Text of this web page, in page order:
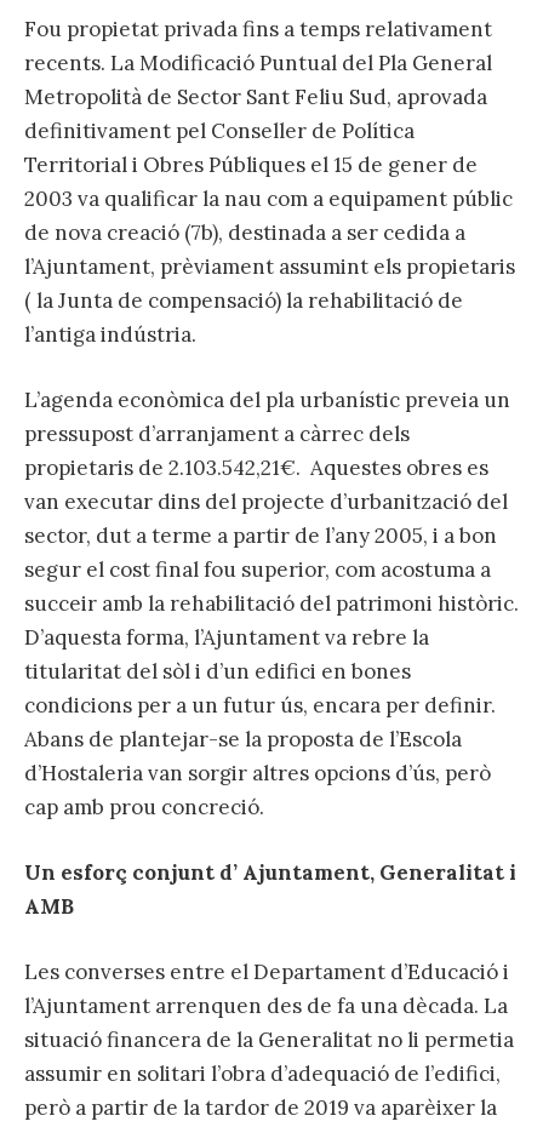
Fou propietat privada fins a temps relativament
recents. La Modificació Puntual del Pla General
Metropolità de Sector Sant Feliu Sud, aprovada
definitivament pel Conseller de Política
Territorial i Obres Públiques el 15 de gener de
2003 va qualificar la nau com a equipament públic
de nova creació (7b), destinada a ser cedida a
l’Ajuntament, prèviament assumint els propietaris
( la Junta de compensació) la rehabilitació de
l’antiga indústria.
L’agenda econòmica del pla urbanístic preveia un
pressupost d’arranjament a càrrec dels
propietaris de 2.103.542,21€. Aquestes obres es
van executar dins del projecte d’urbanització del
sector, dut a terme a partir de l’any 2005, i a bon
segur el cost final fou superior, com acostuma a
succeir amb la rehabilitació del patrimoni històric.
D’aquesta forma, l’Ajuntament va rebre la
titularitat del sòl i d’un edifici en bones
condicions per a un futur ús, encara per definir.
Abans de plantejar-se la proposta de l’Escola
d’Hostaleria van sorgir altres opcions d’ús, però
cap amb prou concreció.
Un esforç conjunt d’ Ajuntament, Generalitat i
AMB
Les converses entre el Departament d’Educació i
l’Ajuntament arrenquen des de fa una dècada. La
situació financera de la Generalitat no li permetia
assumir en solitari l’obra d’adequació de l’edifici,
però a partir de la tardor de 2019 va aparèixer la